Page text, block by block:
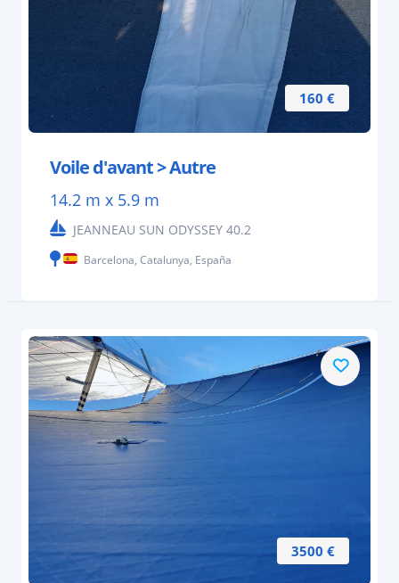
160 €
Voile d'avant > Autre
14.2 m x 5.9 m
JEANNEAU SUN ODYSSEY 40.2
Barcelona, Catalunya, España
3500 €